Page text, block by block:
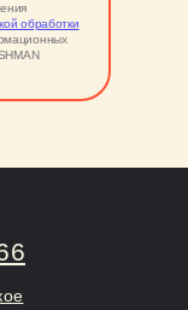
обработки